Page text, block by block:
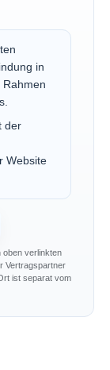
in
der
Website
oben verlinkten
Vertragspartner
ist separat vom